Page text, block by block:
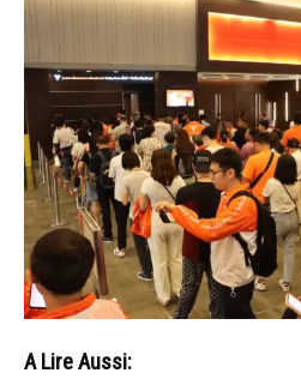
A Lire Aussi: